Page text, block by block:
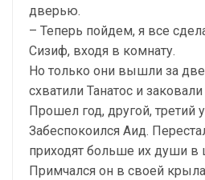
дверью.
– Теперь пойдем, я все
Сизиф, входя в комнату.
Но только они вышли за
схватили Танатос и
Прошел год, другой, третий
Забеспокоился Аид.
приходят больше их души в
Примчался он в своей